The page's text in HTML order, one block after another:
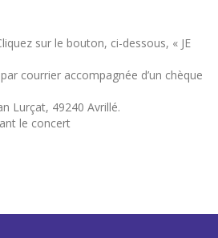
sur le bouton, ci-dessous, « JE
courrier accompagnée d’un chèque
Lurçat, 49240 Avrillé.
le concert